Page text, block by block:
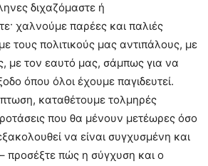
διχαζόμαστε ή
χαλνούμε παρέες και παλιές
τους πολιτικούς μας αντιπάλους, με
με τον εαυτό μας, σάμπως για να
όπου όλοι έχουμε παγιδευτεί.
καταθέτουμε τολμηρές
που θα μένουν μετέωρες όσο
να είναι συγχυσμένη και
προσέξτε πώς η σύγχυση και ο